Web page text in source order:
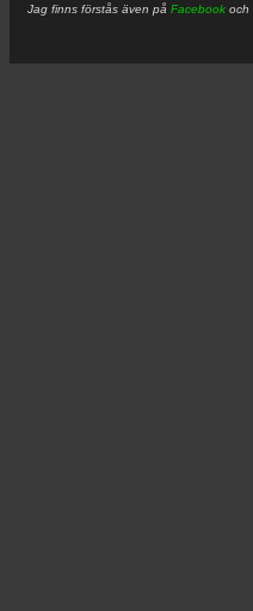
Jag finns förstås även på Facebook och